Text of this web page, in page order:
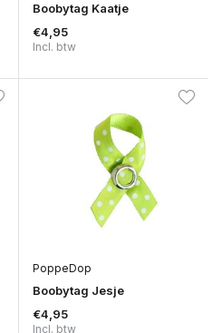
Boobytag Kaatje
€4,95
Incl. btw
PoppeDop
Boobytag Jesje
€4,95
Incl. btw